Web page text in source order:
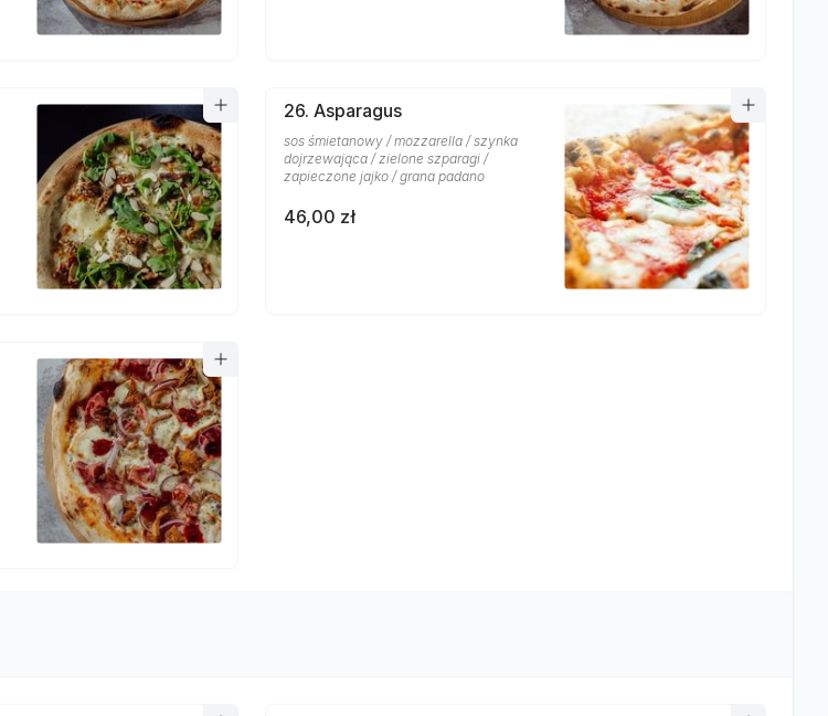
26. Asparagus
sos śmietanowy / mozzarella / szynka
dojrzewająca / zielone szparagi /
zapieczone jajko / grana padano
46,00 zł